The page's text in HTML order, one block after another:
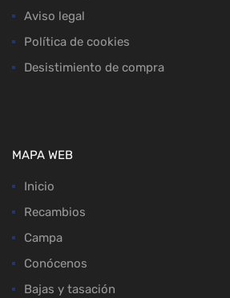
Aviso legal
Política de cookies
Desistimiento de compra
MAPA WEB
Inicio
Recambios
Campa
Conócenos
Bajas y tasación